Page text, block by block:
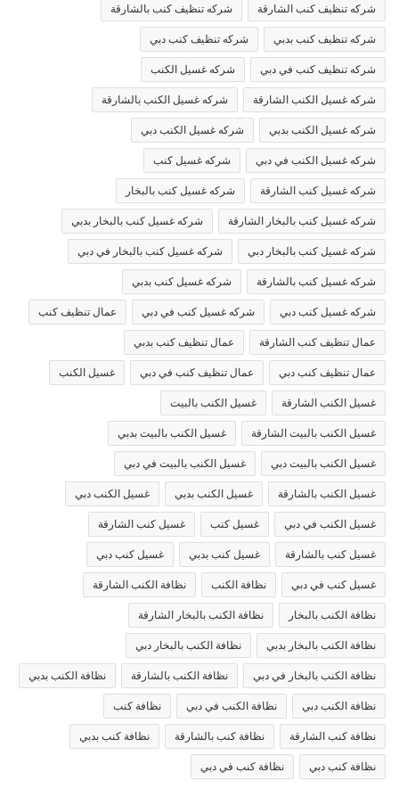
شركه تنظيف كنب الشارقة شركه تنظيف كنب بالشارقة
شركه تنظيف كنب بدبي شركه تنظيف كنب دبي
شركه تنظيف كنب في دبي شركه غسيل الكنب
شركه غسيل الكنب الشارقة شركه غسيل الكنب بالشارقة
شركه غسيل الكنب بدبي شركه غسيل الكنب دبي
شركه غسيل الكنب في دبي شركه غسيل كنب
شركه غسيل كنب الشارقة شركه غسيل كنب بالبخار
شركه غسيل كنب بالبخار الشارقة شركه غسيل كنب بالبخار بدبي
شركه غسيل كنب بالبخار دبي شركه غسيل كنب بالبخار في دبي
شركه غسيل كنب بالشارقة شركه غسيل كنب بدبي
شركه غسيل كنب دبي شركه غسيل كنب في دبي عمال تنظيف كنب
عمال تنظيف كنب الشارقة عمال تنظيف كنب بدبي
عمال تنظيف كنب دبي عمال تنظيف كنب في دبي غسيل الكنب
غسيل الكنب الشارقة غسيل الكنب بالبيت
غسيل الكنب بالبيت الشارقة غسيل الكنب بالبيت بدبي
غسيل الكنب بالبيت دبي غسيل الكنب بالبيت في دبي
غسيل الكنب بالشارقة غسيل الكنب بدبي غسيل الكنب دبي
غسيل الكنب في دبي غسيل كنب غسيل كنب الشارقة
غسيل كنب بالشارقة غسيل كنب بدبي غسيل كنب دبي
غسيل كنب في دبي نظافة الكنب نظافة الكنب الشارقة
نظافة الكنب بالبخار نظافة الكنب بالبخار الشارقة
نظافة الكنب بالبخار بدبي نظافة الكنب بالبخار دبي
نظافة الكنب بالبخار في دبي نظافة الكنب بالشارقة نظافة الكنب بدبي
نظافة الكنب دبي نظافة الكنب في دبي نظافة كنب
نظافة كنب الشارقة نظافة كنب بالشارقة نظافة كنب بدبي
نظافة كنب دبي نظافة كنب في دبي